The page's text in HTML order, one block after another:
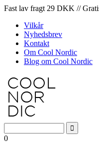
Fast lav fragt 29 DKK //
Vilkår
Nyhedsbrev
Kontakt
Om Cool Nordic
Blog om Cool Nordic
0